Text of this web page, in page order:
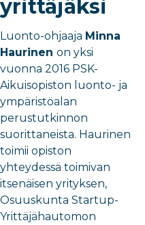
yrittäjäksi
Luonto-ohjaaja Minna
Haurinen on yksi
vuonna 2016 PSK-
Aikuisopiston luonto- ja
ympäristöalan
perustutkinnon
suorittaneista. Haurinen
toimii opiston
yhteydessä toimivan
itsenäisen yrityksen,
Osuuskunta Startup-
Yrittäjähautomon